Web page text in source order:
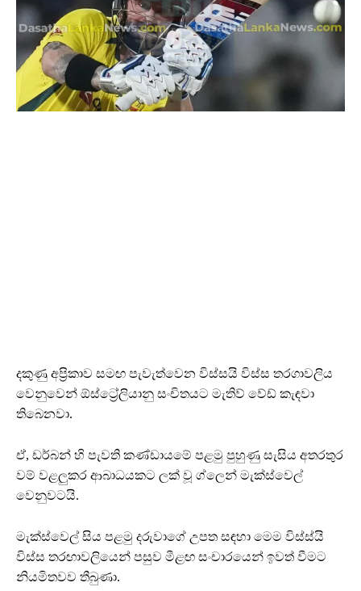
දකුණු අප්‍රිකාව සමඟ පැවැත්වෙන විස්සයි විස්ස තරගාවලිය
වෙනුවෙන් ඕස්ට්‍රේලියානු සංචිතයට මැතිව් වේඩ් කැඳවා
තිබෙනවා.
ඒ, ඩර්බන් හි පැවති කණ්ඩායමේ පළමු පුහුණු සැසිය අතරතුර
වම් වළලුකර ආබාධයකට ලක් වූ ග්ලෙන් මැක්ස්වෙල්
වෙනුවටයි.
මැක්ස්වෙල් සිය පළමු දරුවාගේ උපත සඳහා මෙම විස්ස්යි
විස්ස තරඟාවලියෙන් පසුව මීළඟ සංචාරයෙන් ඉවත් වීමට
නියමිතවව තීබුණා.